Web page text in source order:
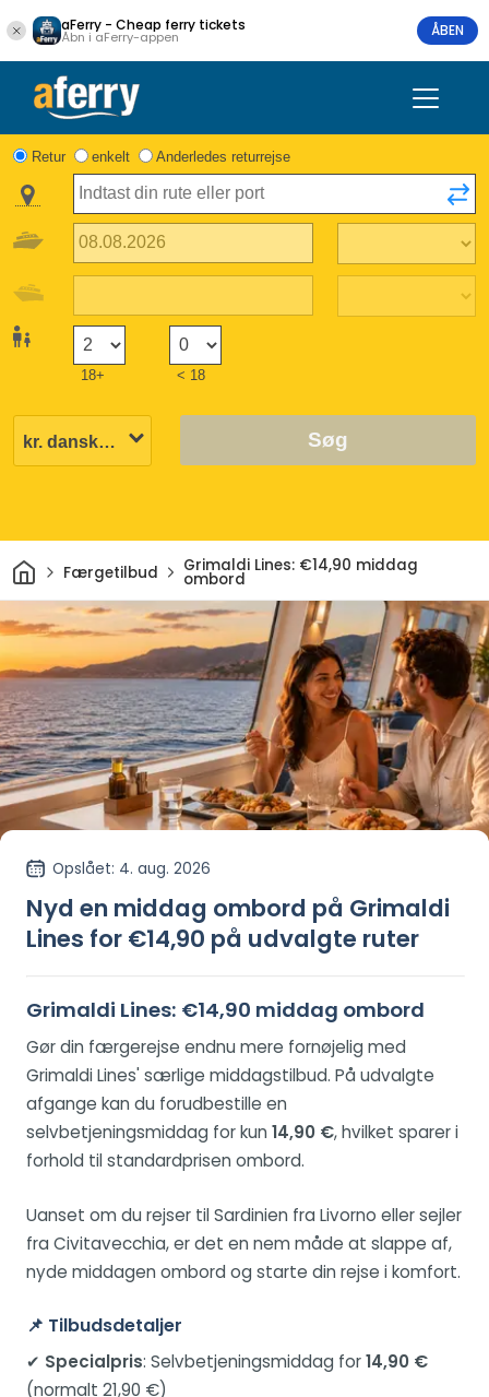
aFerry - Cheap ferry tickets
Åbn i aFerry-appen ÅBEN
Retur enkelt Anderledes returrejse
18+ < 18
Søg
HjemFærgetilbud Grimaldi Lines: €14,90 middag
ombord
Opslået: 4. aug. 2026
Nyd en middag ombord på Grimaldi
Lines for €14,90 på udvalgte ruter
Grimaldi Lines: €14,90 middag ombord
Gør din færgerejse endnu mere fornøjelig med
Grimaldi Lines' særlige middagstilbud. På udvalgte
afgange kan du forudbestille en
selvbetjeningsmiddag for kun 14,90 €, hvilket sparer i
forhold til standardprisen ombord.
Uanset om du rejser til Sardinien fra Livorno eller sejler
fra Civitavecchia, er det en nem måde at slappe af,
nyde middagen ombord og starte din rejse i komfort.
📌 Tilbudsdetaljer
✔ Specialpris: Selvbetjeningsmiddag for14,90 €
(normalt 21,90 €)